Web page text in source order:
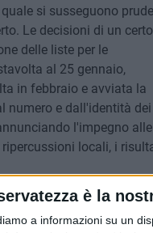
è la
a informazioni su un
si susseguono
Le decisioni di un certo
delle liste per le
al 25 gennaio,
in febbraio e avviata la
numero e dall'identità dei
l'impegno alle
locali, i
di casa nostra, pronti a
per pronunciare la